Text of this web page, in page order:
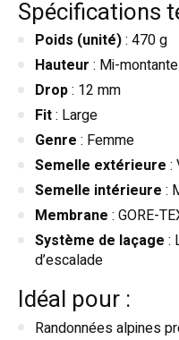
Spécifications
Poids (unité): 470 g
Hauteur : Mi-montante
Drop: 12 mm
Fit: Large
Genre : Femme
Semelle extérieure :
Semelle intérieure :
Membrane : GORE-
Système de laçage :
d’escalade
Idéal pour :
Randonnées alpines